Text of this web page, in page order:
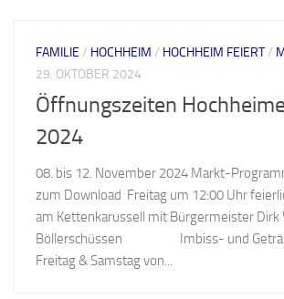
FAMILIE / HOCHHEIM / HOCHHEIM FEIERT/
29. OKTOBER 2024
Öffnungszeiten
2024
08. bis 12. November 2024 Markt-
zum Download Freitag um 12:00 Uhr
am Kettenkarussell mit Bürgermeister Dirk
Böllerschüssen Imbiss- und
Freitag & Samstag von...